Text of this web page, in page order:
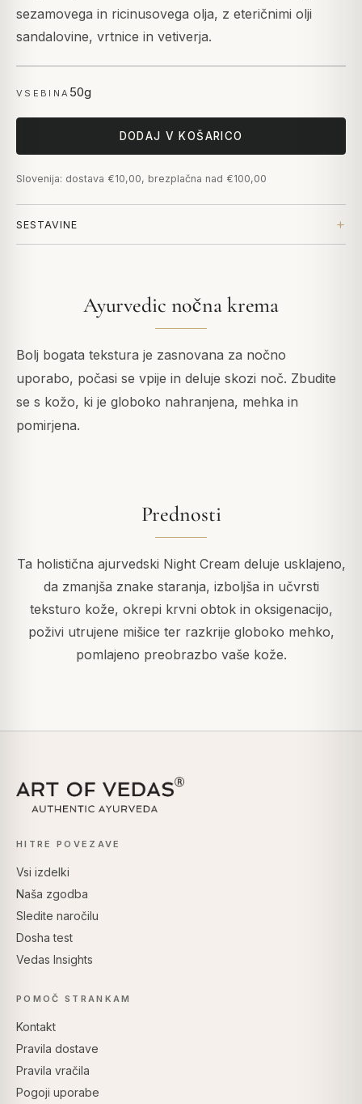
sezamovega in ricinusovega olja, z eteričnimi olji
sandalovine, vrtnice in vetiverja.
VSEBINA 50g
DODAJ V KOŠARICO
Slovenija: dostava €10,00, brezplačna nad €100,00
SESTAVINE
Ayurvedic nočna krema
Bolj bogata tekstura je zasnovana za nočno
uporabo, počasi se vpije in deluje skozi noč. Zbudite
se s kožo, ki je globoko nahranjena, mehka in
pomirjena.
Prednosti
Ta holistična ajurvedski Night Cream deluje usklajeno,
da zmanjša znake staranja, izboljša in učvrsti
teksturo kože, okrepi krvni obtok in oksigenacijo,
poživi utrujene mišice ter razkrije globoko mehko,
pomlajeno preobrazbo vaše kože.
HITRE POVEZAVE
Vsi izdelki
Naša zgodba
Sledite naročilu
Dosha test
Vedas Insights
POMOČ STRANKAM
Kontakt
Pravila dostave
Pravila vračila
Pogoji uporabe